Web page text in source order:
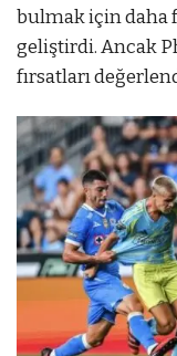
bulmak için daha
geliştirdi. Ancak
fırsatları